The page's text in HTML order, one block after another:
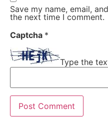
Save my name, email,
the next time I comment.
Captcha *
Type the